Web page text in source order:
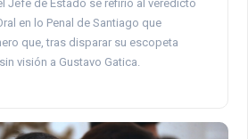
Jefe de Estado se refirió al veredicto
en lo Penal de Santiago que
que, tras disparar su escopeta
visión a Gustavo Gatica.